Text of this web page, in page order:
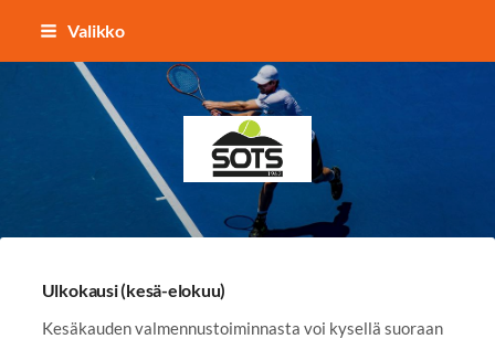
Siirry
sisältöön
Valikko
Sotkamon Tennisseura
Ulkokausi (kesä-elokuu)
Kesäkauden valmennustoiminnasta voi kysellä suoraan